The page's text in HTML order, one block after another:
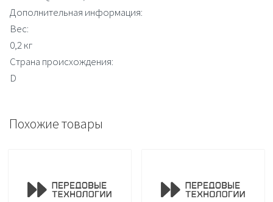
Дополнительная информация:
Вес:
0,2 кг
Страна происхождения:
D
Похожие товары